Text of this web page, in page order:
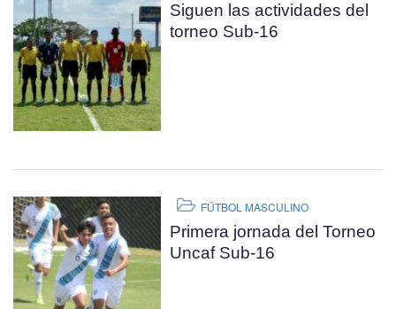
Siguen las actividades del
torneo Sub-16
FÚTBOL MASCULINO
Primera jornada del Torneo
Uncaf Sub-16